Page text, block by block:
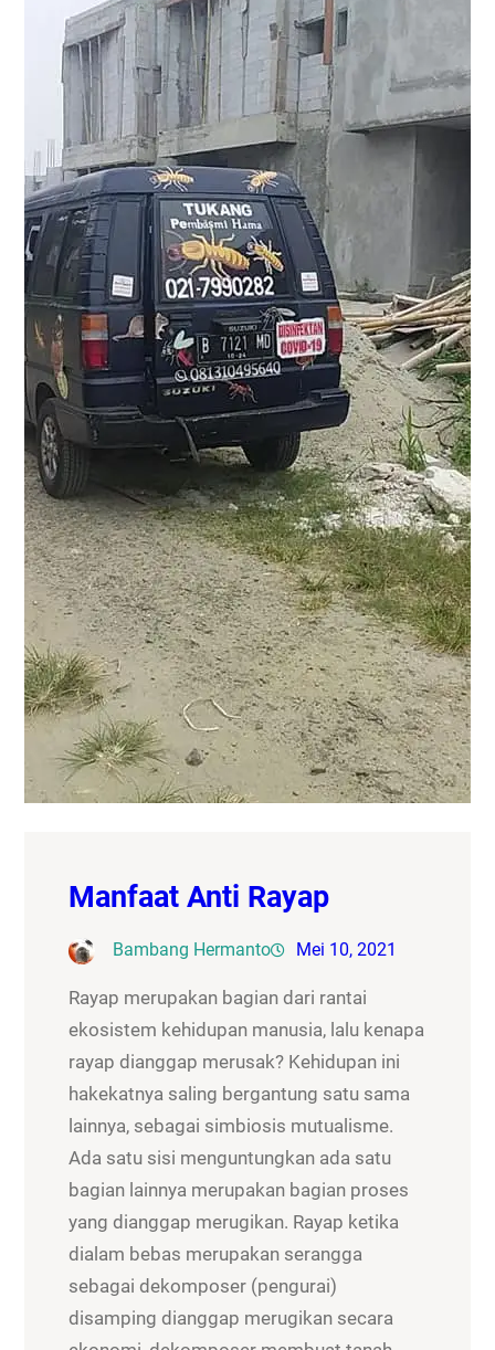
Manfaat Anti Rayap
Bambang Hermanto Mei 10, 2021
Rayap merupakan bagian dari rantai
ekosistem kehidupan manusia, lalu kenapa
rayap dianggap merusak? Kehidupan ini
hakekatnya saling bergantung satu sama
lainnya, sebagai simbiosis mutualisme.
Ada satu sisi menguntungkan ada satu
bagian lainnya merupakan bagian proses
yang dianggap merugikan. Rayap ketika
dialam bebas merupakan serangga
sebagai dekomposer (pengurai)
disamping dianggap merugikan secara